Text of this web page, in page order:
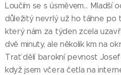
Loučím se s úsměvem... Mladší
důležitý nevrlý už ho táhne po
který nám za týden zcela
dvě minuty, ale několik km na
Trať dělí barokní pevnost
když jsem včera četla na